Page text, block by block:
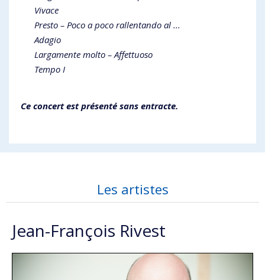
Vivace
Presto – Poco a poco rallentando al ...
Adagio
Largamente molto – Affettuoso
Tempo I
Ce concert est présenté sans entracte.
Les artistes
Jean-François Rivest